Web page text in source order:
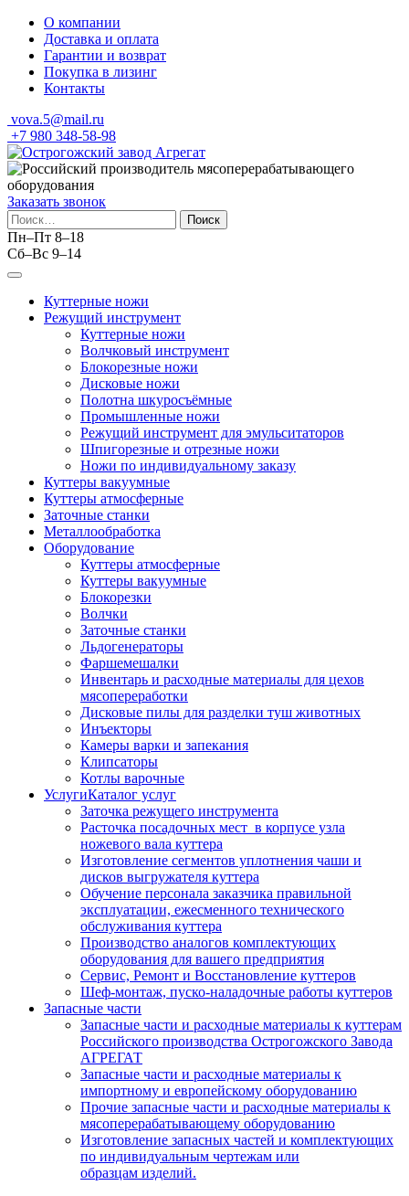
Skip
content
О компании
Доставка и оплата
Гарантии и возврат
Покупка в лизинг
Контакты
vova.5@mail.ru
+7 980 348-58-98
Заказать звонок
Найти:
Пн–Пт 8–18
Сб–Вс 9–14
Куттерные ножи
Режущий инструмент
Куттерные ножи
Волчковый инструмент
Блокорезные ножи
Дисковые ножи
Полотна шкуросъёмные
Промышленные ножи
Режущий инструмент для эмульситаторов
Шпигорезные и отрезные ножи
Ножи по индивидуальному заказу
Куттеры вакуумные
Куттеры атмосферные
Заточные станки
Металлообработка
Оборудование
Куттеры атмосферные
Куттеры вакуумные
Блокорезки
Волчки
Заточные станки
Льдогенераторы
Фаршемешалки
Инвентарь и расходные материалы для цехов
мясопереработки
Дисковые пилы для разделки туш животных
Инъекторы
Камеры варки и запекания
Клипсаторы
Котлы варочные
УслугиКаталог услуг
Заточка режущего инструмента
Расточка посадочных мест в корпусе узла
ножевого вала куттера
Изготовление сегментов уплотнения чаши и
дисков выгружателя куттера
Обучение персонала заказчика правильной
эксплуатации, ежесменного технического
обслуживания куттера
Производство аналогов комплектующих
оборудования для вашего предприятия
Сервис, Ремонт и Восстановление куттеров
Шеф-монтаж, пуско-наладочные работы куттеров
Запасные части
Запасные части и расходные материалы к куттерам
Российского производства Острогожского Завода
АГРЕГАТ
Запасные части и расходные материалы к
импортному и европейскому оборудованию
Прочие запасные части и расходные материалы к
мясоперерабатывающему оборудованию
Изготовление запасных частей и комплектующих
по индивидуальным чертежам или
образцам изделий.